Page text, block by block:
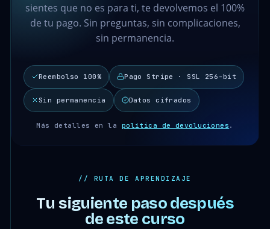
sientes que no es para ti, te devolvemos el 100%
de tu pago. Sin preguntas, sin complicaciones,
sin permanencia.
Reembolso 100% Pago Stripe · SSL 256-bit
Sin permanencia Datos cifrados
Más detalles en la política de devoluciones .
// RUTA DE APRENDIZAJE
Tu siguiente paso después
de este curso